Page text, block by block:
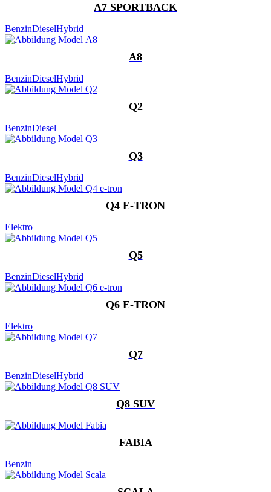
A7 SPORTBACK
BenzinDieselHybrid
A8
BenzinDieselHybrid
Q2
BenzinDiesel
Q3
BenzinDieselHybrid
Q4 E-TRON
Elektro
Q5
BenzinDieselHybrid
Q6 E-TRON
Elektro
Q7
BenzinDieselHybrid
Q8 SUV
FABIA
Benzin